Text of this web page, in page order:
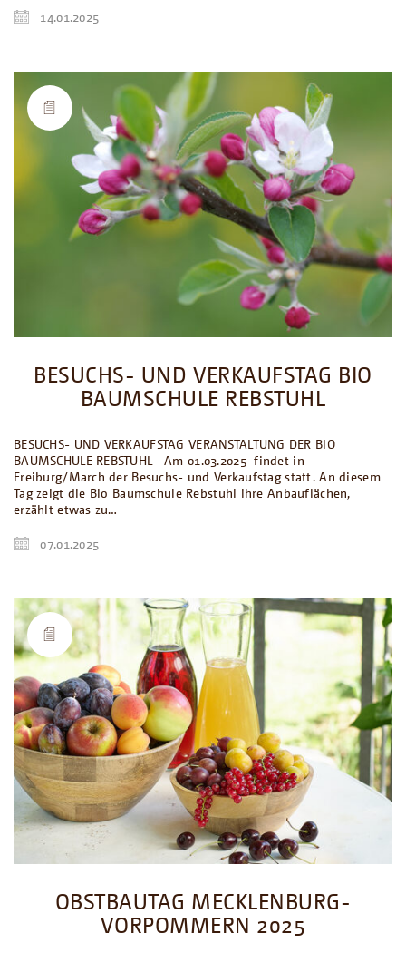
14.01.2025
BESUCHS- UND VERKAUFSTAG BIO
BAUMSCHULE REBSTUHL
BESUCHS- UND VERKAUFSTAG VERANSTALTUNG DER BIO
BAUMSCHULE REBSTUHL Am 01.03.2025 findet in
Freiburg/March der Besuchs- und Verkaufstag statt. An diesem
Tag zeigt die Bio Baumschule Rebstuhl ihre Anbauflächen,
erzählt etwas zu…
07.01.2025
OBSTBAUTAG MECKLENBURG-
VORPOMMERN 2025